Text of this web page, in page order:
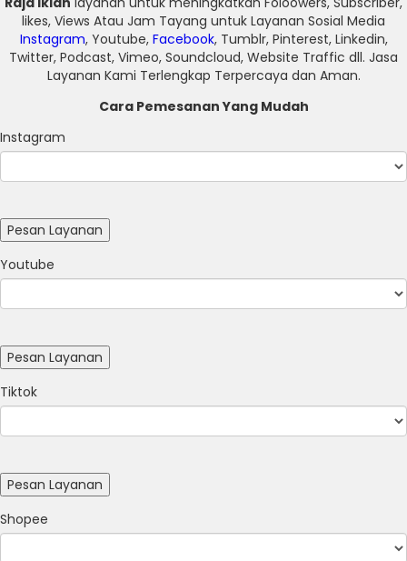
likes, Views Atau Jam Tayang untuk Layanan Sosial Media
Instagram, Youtube, Facebook, Tumblr, Pinterest, Linkedin,
Twitter, Podcast, Vimeo, Soundcloud, Website Traffic dll. Jasa
Layanan Kami Terlengkap Terpercaya dan Aman.
Cara Pemesanan Yang Mudah
Instagram
Youtube
Tiktok
Shopee